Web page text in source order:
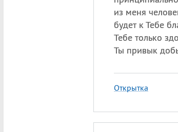
из меня
будет к Тебе
Тебе только
Ты привык
Открытка